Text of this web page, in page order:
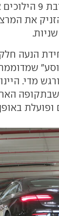
הגלגלים דרך
הנעה
מדי.
שבתקופה